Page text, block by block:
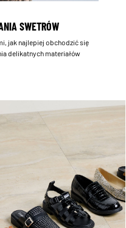
SWETRÓW
jak najlepiej obchodzić się
delikatnych materiałów